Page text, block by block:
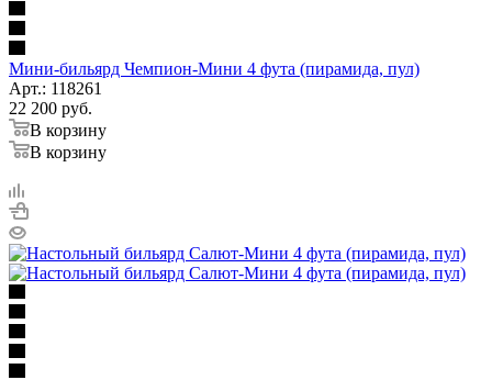
Мини-бильярд Чемпион-Мини 4 фута (пирамида, пул)
Арт.: 118261
22 200 руб.
В корзину
В корзину